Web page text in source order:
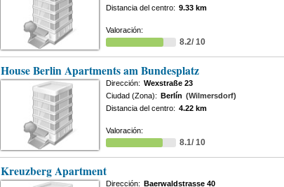
Distancia del centro: 9.33 km
Valoración:
8.2/ 10
House Berlin Apartments am Bundesplatz
Dirección: Wexstraße 23
Ciudad (Zona): Berlín (Wilmersdorf)
Distancia del centro: 4.22 km
Valoración:
8.1/ 10
Kreuzberg Apartment
Dirección: Baerwaldstrasse 40